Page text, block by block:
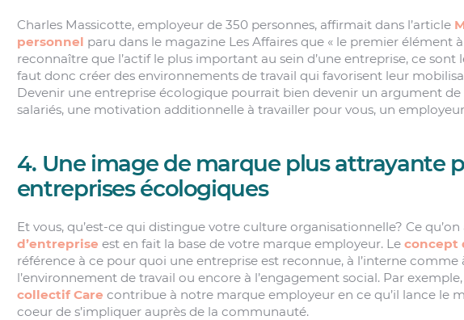
Charles Massicotte, employeur de 350 personnes, affirmait dans l’article
personnel paru dans le magazine Les Affaires que « le premier élément
reconnaître que l’actif le plus important au sein d’une entreprise, ce sont
faut donc créer des environnements de travail qui favorisent leur
Devenir une entreprise écologique pourrait bien devenir un argument de
salariés, une motivation additionnelle à travailler pour vous, un
4. Une image de marque plus attrayante
entreprises écologiques
Et vous, qu’est-ce qui distingue votre culture organisationnelle? Ce qu’on
d’entreprise est en fait la base de votre marque employeur. Le concept
référence à ce pour quoi une entreprise est reconnue, à l’interne comme
l’environnement de travail ou encore à l’engagement social. Par
collectif Care contribue à notre marque employeur en ce qu’il lance le
coeur de s’impliquer auprès de la communauté.